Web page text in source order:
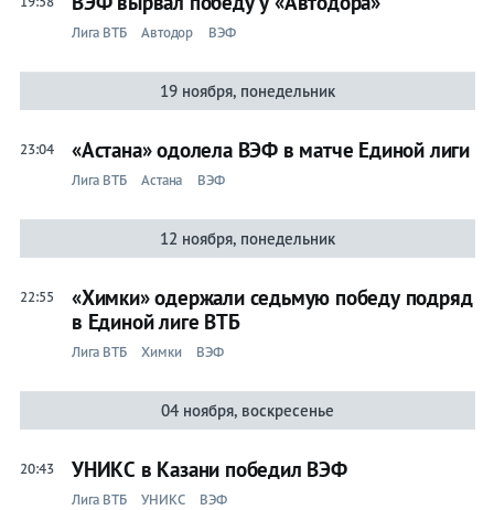
Лига ВТБ Автодор ВЭФ
19 ноября, понедельник
23:04 «Астана» одолела ВЭФ в матче Единой лиги
Лига ВТБ Астана ВЭФ
12 ноября, понедельник
22:55
«Химки» одержали седьмую победу подряд
в Единой лиге ВТБ
Лига ВТБ Химки ВЭФ
04 ноября, воскресенье
20:43 УНИКС в Казани победил ВЭФ
Лига ВТБ УНИКС ВЭФ